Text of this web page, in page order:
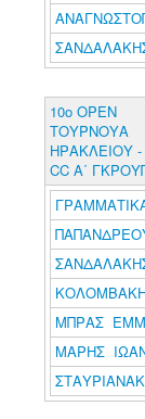
10ο ΟΡΕΝ
ΤΟΥΡΝΟΥΑ
ΗΡΑΚΛΕΙΟΥ -
CC Α΄
ΜΠΡΑΣ
ΜΑΡΗΣ